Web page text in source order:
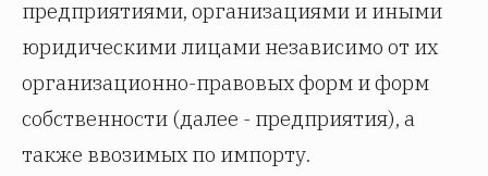
предприятиями, организациями и иными
юридическими лицами независимо от их
организационно-правовых форм и форм
собственности (далее - предприятия), а
также ввозимых по импорту.